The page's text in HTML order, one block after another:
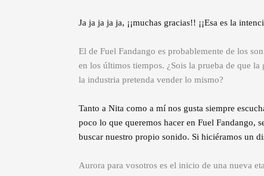
Ja ja ja ja ja, ¡¡muchas gracias!! ¡¡Esa es la
El de Fuel Fandango es probablemente de los
en los últimos tiempos. ¿Sois la prueba de que
la industria pretenda vender lo mismo?
Tanto a Nita como a mí nos gusta siempre
poco lo que queremos hacer en Fuel Fandango,
buscar nuestro propio sonido. Si hiciéramos un
Aurora para vosotros es el inicio de una nueva